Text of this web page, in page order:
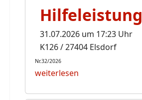
Hilfeleistung
31.07.2026 um 17:23 Uhr
K126 / 27404 Elsdorf
Nr.32/2026
weiterlesen